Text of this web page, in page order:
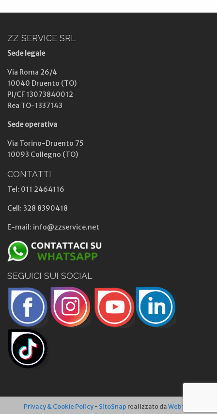
ZZ SERVICE SRL
Sede legale
Via Roma 26/4
10040 Druento (TO)
PI/CF 13073840012
Rea TO-1337143
Sede operativa
Via Torino-Druento 75
10093 Collegno (TO)
CONTATTI
Tel: 011 2464116
Cell: 328 8390418
E-mail: info@zzservice.net
SEGUICI SUI SOCIAL
Privacy & Cookie Policy- SitoSnap realizzato daWebfish